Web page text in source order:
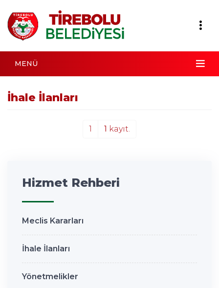
MENÜ
İhale İlanları
1 1 kayıt.
Hizmet Rehberi
Meclis Kararları
İhale İlanları
Yönetmelikler